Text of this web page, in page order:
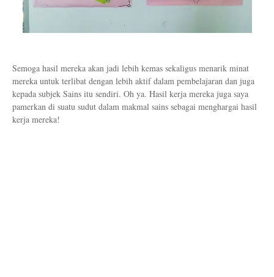
Semoga hasil mereka akan jadi lebih kemas sekaligus menarik minat
mereka untuk terlibat dengan lebih aktif dalam pembelajaran dan juga
kepada subjek Sains itu sendiri. Oh ya. Hasil kerja mereka juga saya
pamerkan di suatu sudut dalam makmal sains sebagai menghargai hasil
kerja mereka!